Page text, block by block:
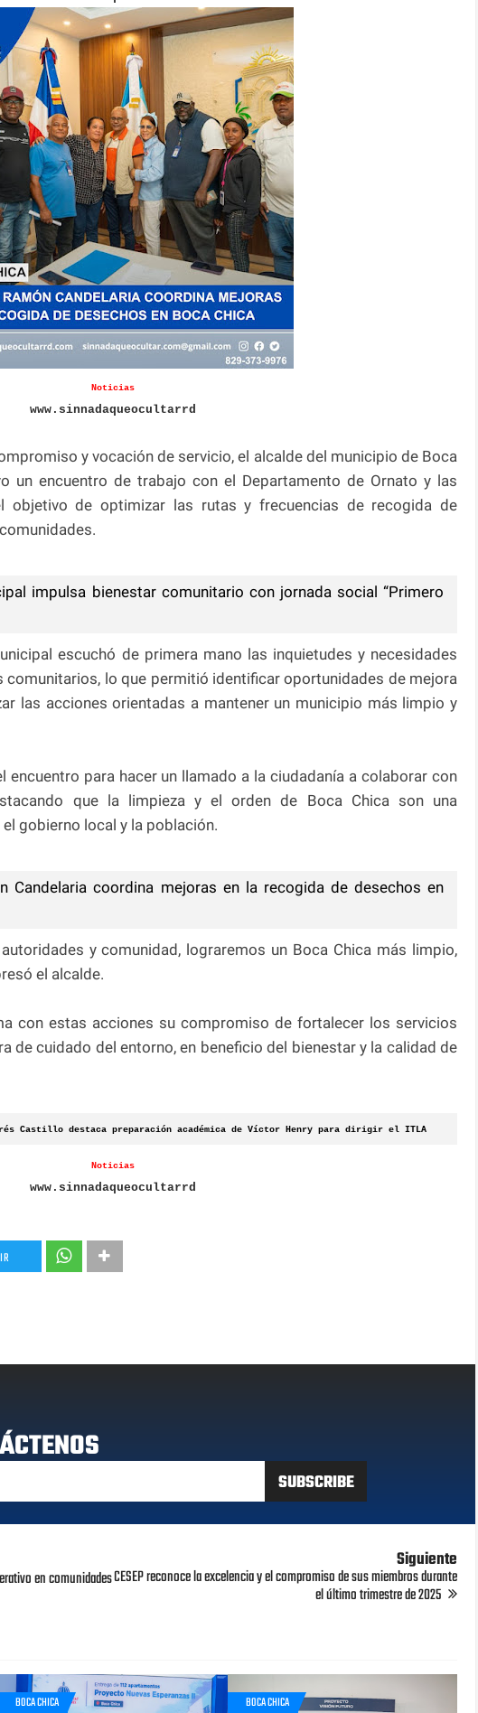
Noticias
www.sinnadaqueocultarrd
y vocación de servicio, el alcalde del municipio de Boca
un encuentro de trabajo con el Departamento de Ornato y las
objetivo de optimizar las rutas y frecuencias de recogida de
impulsa bienestar comunitario con jornada social “Primero
escuchó de primera mano las inquietudes y necesidades
comunitarios, lo que permitió identificar oportunidades de mejora
las acciones orientadas a mantener un municipio más limpio y
encuentro para hacer un llamado a la ciudadanía a colaborar con
que la limpieza y el orden de Boca Chica son una
gobierno local y la población.
Candelaria coordina mejoras en la recogida de desechos en
y comunidad, lograremos un Boca Chica más limpio,
el alcalde.
con estas acciones su compromiso de fortalecer los servicios
de cuidado del entorno, en beneficio del bienestar y la calidad de
Castillo destaca preparación académica de Víctor Henry para dirigir el ITLA
Noticias
www.sinnadaqueocultarrd
en comunidades
Siguiente
CESEP reconoce la excelencia y el compromiso de sus miembros durante
el último trimestre de 2025
BOCA CHICA BOCA CHICA